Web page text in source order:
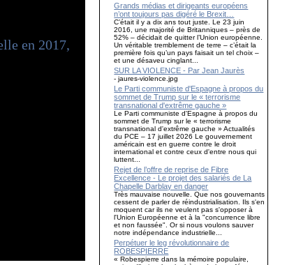
Grands médias et dirigeants européens
n’ont toujours pas digéré le Brexit…
C’était il y a dix ans tout juste. Le 23 juin
2016, une majorité de Britanniques – près de
52% – décidait de quitter l’Union européenne.
Un véritable tremblement de terre – c’était la
première fois qu’un pays faisait un tel choix –
et une désaveu cinglant...
SUR LA VIOLENCE - Par Jean Jaurès
- jaures-violence.jpg
Le Parti communiste d'Espagne à propos du
sommet de Trump sur le « terrorisme
transnational d'extrême gauche »
Le Parti communiste d'Espagne à propos du
sommet de Trump sur le « terrorisme
transnational d'extrême gauche » Actualités
du PCE – 17 juillet 2026 Le gouvernement
américain est en guerre contre le droit
international et contre ceux d'entre nous qui
luttent...
Rejet de l’offre de reprise de Fibre
Excellence - Le projet des salariés de La
Chapelle Darblay en danger
Très mauvaise nouvelle. Que nos gouvernants
cessent de parler de réindustrialisation. Ils s'en
moquent car ils ne veulent pas s'opposer à
l'Union Européenne et à la "concurrence libre
et non faussée". Or si nous voulons sauver
notre indépendance industrielle...
Perpétuer le leg révolutionnaire de
ROBESPIERRE
« Robespierre dans la mémoire populaire,